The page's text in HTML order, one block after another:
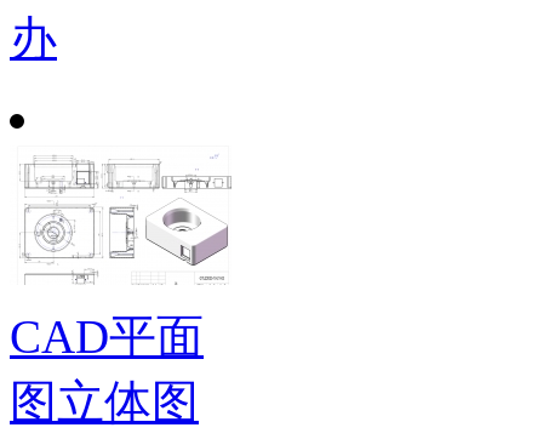
办
CAD平面
图立体图